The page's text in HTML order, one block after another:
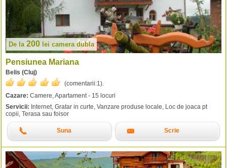
De la 200 lei camera dubla
Pensiunea Mariana
Belis (Cluj)
(comentarii:1).
Cazare: Camere, Apartament - 15 locuri
Servicii: Internet, Gratar in curte, Vanzare produse locale, Loc de joaca pt
copii, Terasa sau foisor
Suna Scrie